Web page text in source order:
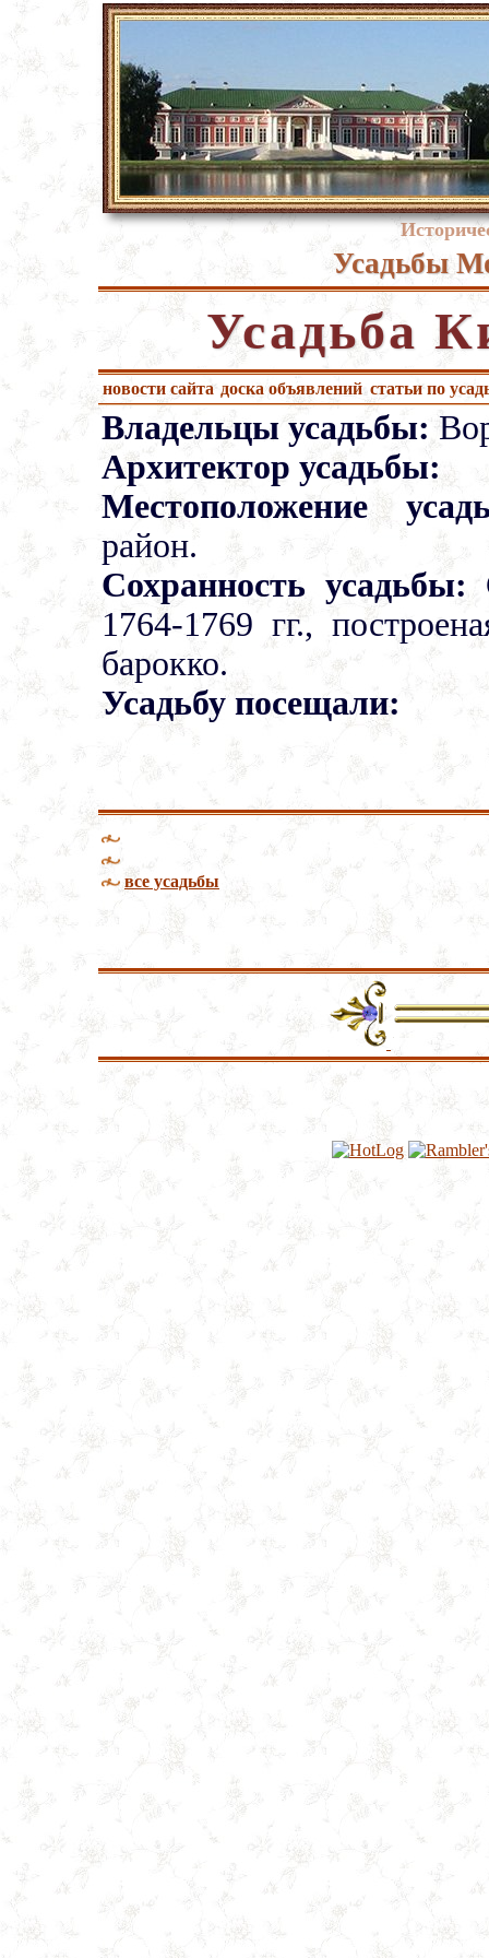
Усадьбы
Усадьба
новости сайта доска объявлений статьи по
Владельцы усадьбы:
Архитектор усадьбы:
Местоположение
район.
Сохранность усадьбы:
1764-1769 гг.,
барокко.
Усадьбу посещали:
все усадьбы